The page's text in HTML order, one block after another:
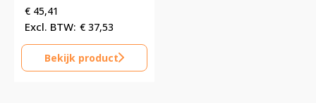
€ 45,41
€ 37,53
Bekijk product